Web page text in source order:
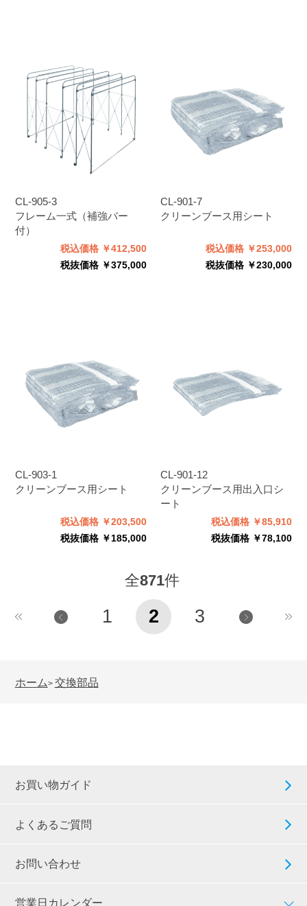
CL-905-3
フレーム一式（補強バー
付）
税込価格 ￥412,500
税抜価格 ￥375,000
CL-901-7
クリーンブース用シート
税込価格 ￥253,000
税抜価格 ￥230,000
CL-903-1
クリーンブース用シート
税込価格 ￥203,500
税抜価格 ￥185,000
CL-901-12
クリーンブース用出入口シ
ート
税込価格 ￥85,910
税抜価格 ￥78,100
全871件
1 2 3
ホーム> 交換部品
お買い物ガイド
よくあるご質問
お問い合わせ
営業日カレンダー